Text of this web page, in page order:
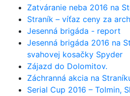
Zatváranie neba 2016 na
Straník – víťaz ceny za
Jesenná brigáda - report
Jesenná brigáda 2016 na
svahovej kosačky Spyder
Zájazd do Dolomitov.
Záchranná akcia na
Serial Cup 2016 – Tolmin,